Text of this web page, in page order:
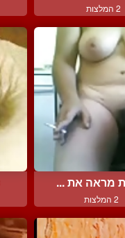
2 המלצות
מראה את ...
2 המלצות